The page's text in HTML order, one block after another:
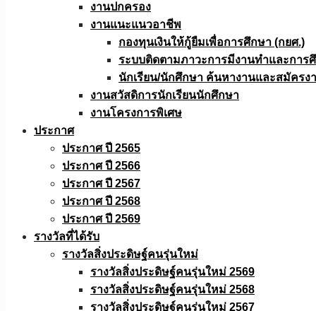
งานปกครอง
งานแนะแนวอาชีพ
กองทุนเงินให้กู้ยืมเพื่อการศึกษา (กยศ.)
ระบบติดตามภาวะการมีงานทำและการ
นักเรียน/นักศึกษา ค้นหางานและสมัครง
งานสวัสดิการนักเรียนนักศึกษา
งานโครงการพิเศษ
ประกาศ
ประกาศ ปี 2565
ประกาศ ปี 2566
ประกาศ ปี 2567
ประกาศ ปี 2568
ประกาศ ปี 2569
รางวัลที่ได้รับ
รางวัลสิ่งประดิษฐ์คนรุ่นใหม่
รางวัลสิ่งประดิษฐ์คนรุ่นใหม่ 2569
รางวัลสิ่งประดิษฐ์คนรุ่นใหม่ 2568
รางวัลสิ่งประดิษฐ์คนรุ่นใหม่ 2567